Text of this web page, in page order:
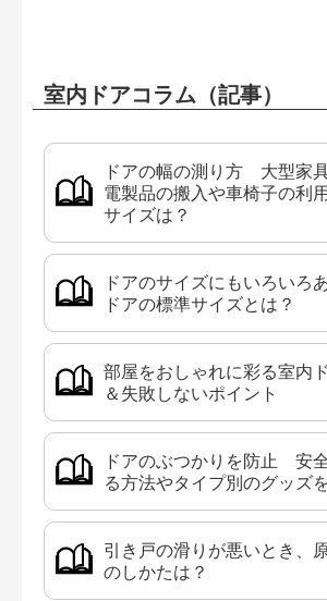
室内ドアコラム（記事）
ドアの幅の測り方 大型家
電製品の搬入や車椅子の利
サイズは？
ドアのサイズにもいろいろ
ドアの標準サイズとは？
部屋をおしゃれに彩る室内
＆失敗しないポイント
ドアのぶつかりを防止 安
る方法やタイプ別のグッズ
引き戸の滑りが悪いとき、
のしかたは？